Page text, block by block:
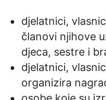
djelatnici,
članovi njihove
djeca, sestre i
djelatnici,
organizira